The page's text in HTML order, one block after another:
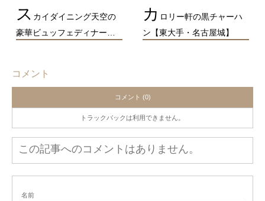
ス カイダイニング天空の
豪華ビュッフェディナー…
カ ロリー軒の黒チャーハ
ン【東大手・名古屋城】
コメント
コメント (0)
トラックバックは利用できません。
この記事へのコメントはありません。
名前